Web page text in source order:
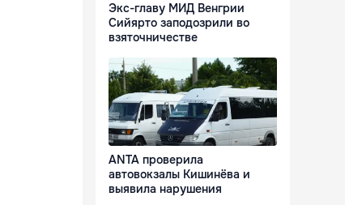
Экс-главу МИД Венгрии
Сийярто заподозрили во
взяточничестве
ANTA проверила
автовокзалы Кишинёва и
выявила нарушения